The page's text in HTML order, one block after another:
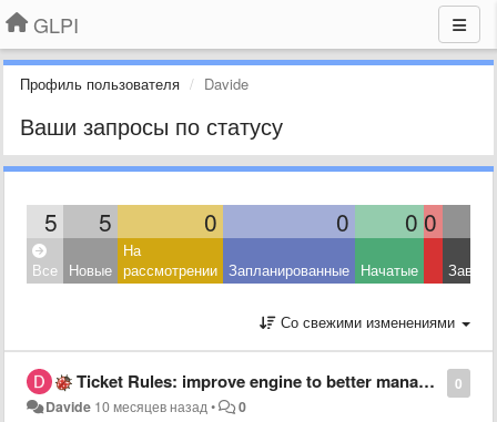
GLPI
Профиль пользователя Davide
Ваши запросы по статусу
5 5 0 0 0 0
Все Новые
На
рассмотрении Запланированные Начатые
Со свежими изменениями
0
Ticket Rules: improve engine to better manage the "Update" method
Davide 10 месяцев назад• 0